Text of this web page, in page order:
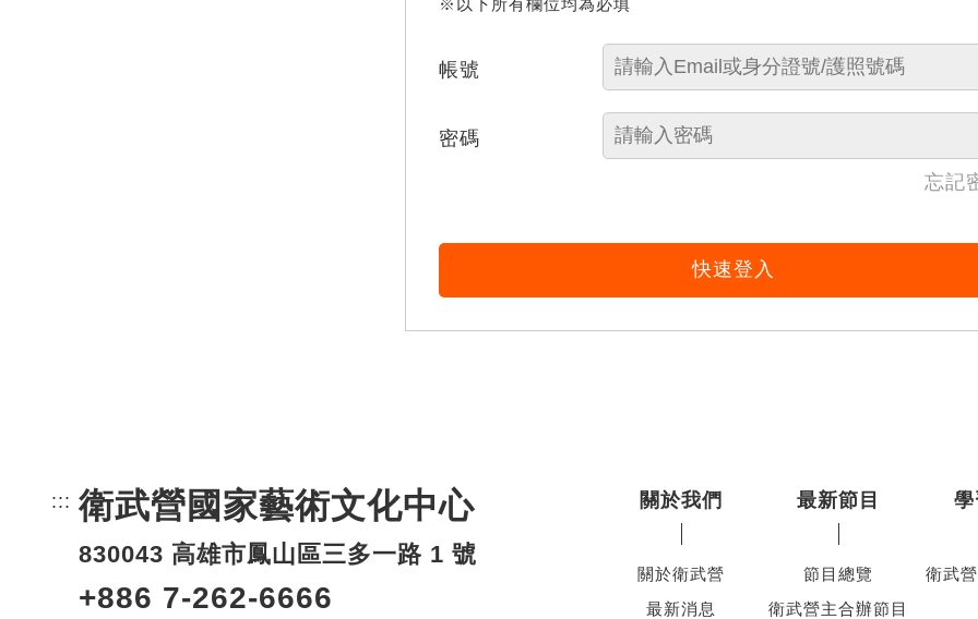
※以下所有欄位均為必填
帳號
密碼
忘記
快速登入
::: 頁尾網站資訊。
衛武營國家藝術文化中心
830043 高雄市鳳山區三多一路 1 號
+886 7-262-6666
關於我們
關於衛武營
最新消息
最新節目
節目總覽
衛武營主合辦節目
衛武